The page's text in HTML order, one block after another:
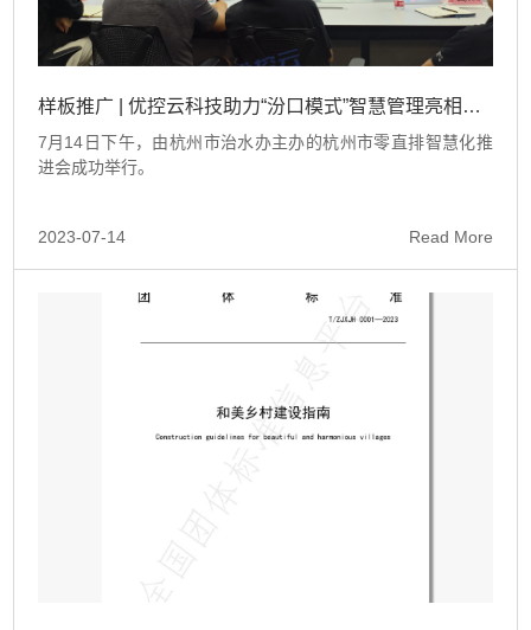
样板推广 | 优控云科技助力“汾口模式”智慧管理亮相市级零直排智慧化推进会
7月14日下午，由杭州市治水办主办的杭州市零直排智慧化推
进会成功举行。
2023-07-14 Read More